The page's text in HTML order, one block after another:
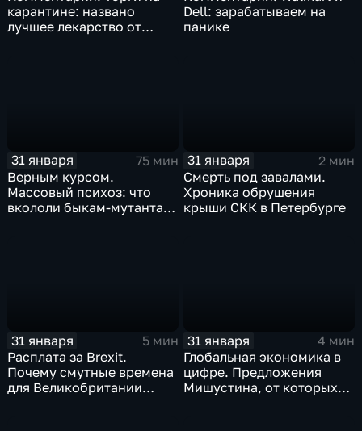
карантине: названо
лучшее лекарство от
Dell: зарабатываем на
панике
31 января
75 мин
Верным курсом.
Массовый психоз: что
вкололи быкам-мутантам,
31 января
2 мин
Смерть под завалами.
Хроника обрушения
крыши СКК в Петербурге
31 января
5 мин
Расплата за Brexit.
Почему смутные времена
для Великобритании
31 января
4 мин
Глобальная экономика в
цифре. Предложения
Мишустина, от которых